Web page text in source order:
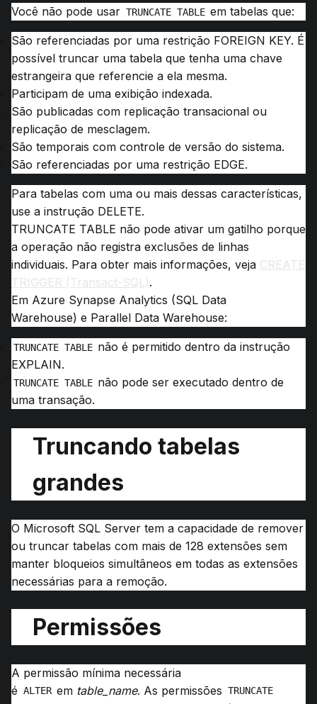
Você não pode usar TRUNCATE TABLE em tabelas que:
São referenciadas por uma restrição FOREIGN KEY. É
possível truncar uma tabela que tenha uma chave
estrangeira que referencie a ela mesma.
Participam de uma exibição indexada.
São publicadas com replicação transacional ou
replicação de mesclagem.
São temporais com controle de versão do sistema.
São referenciadas por uma restrição EDGE.
Para tabelas com uma ou mais dessas características,
use a instrução DELETE.
TRUNCATE TABLE não pode ativar um gatilho porque
a operação não registra exclusões de linhas
individuais. Para obter mais informações, veja CREATE
TRIGGER (Transact-SQL).
Em Azure Synapse Analytics (SQL Data
Warehouse) e Parallel Data Warehouse:
TRUNCATE TABLE não é permitido dentro da instrução
EXPLAIN.
TRUNCATE TABLE não pode ser executado dentro de
uma transação.
Truncando tabelas
grandes
O Microsoft SQL Server tem a capacidade de remover
ou truncar tabelas com mais de 128 extensões sem
manter bloqueios simultâneos em todas as extensões
necessárias para a remoção.
Permissões
A permissão mínima necessária
é ALTER em table_name. As permissões TRUNCATE